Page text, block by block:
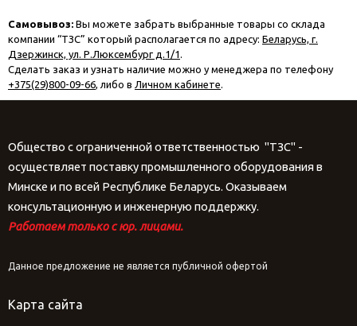
Самовывоз: Вы можете забрать выбранные товары со склада
компании “ТЗС” который располагается по адресу: Беларусь, г.
Дзержинск, ул. Р.Люксембург д.1/1 .
Сделать заказ и узнать наличие можно у менеджера по телефону
+375(29)800-09-66, либо в Личном кабинете.
Общество с ограниченной ответственностью "ТЗС" -
осуществляет поставку промышленного оборудования в
Минске и по всей Республике Беларусь. Оказываем
консультационную и инженерную поддержку.
Работаем только с юр. лицами.
Данное предложение не является публичной офертой
Карта сайта